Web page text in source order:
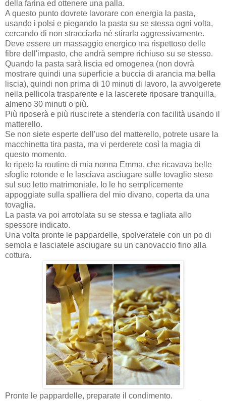
della farina ed ottenere una palla.
A questo punto dovrete lavorare con energia la pasta,
usando i polsi e piegando la pasta su se stessa ogni volta,
cercando di non stracciarla né stirarla aggressivamente.
Deve essere un massaggio energico ma rispettoso delle
fibre dell'impasto, che andrà sempre richiuso su se stesso.
Quando la pasta sarà liscia ed omogenea (non dovrà
mostrare quindi una superficie a buccia di arancia ma bella
liscia), quindi non prima di 10 minuti di lavoro, la avvolgerete
nella pellicola trasparente e la lascerete riposare tranquilla,
almeno 30 minuti o più.
Più riposerà e più riuscirete a stenderla con facilità usando il
matterello.
Se non siete esperte dell'uso del matterello, potrete usare la
macchinetta tira pasta, ma vi perderete così la magia di
questo momento.
Io ripeto la routine di mia nonna Emma, che ricavava belle
sfoglie rotonde e le lasciava asciugare sulle tovaglie stese
sul suo letto matrimoniale. Io le ho semplicemente
appoggiate sulla spalliera del mio divano, coperta da una
tovaglia.
La pasta va poi arrotolata su se stessa e tagliata allo
spessore indicato.
Una volta pronte le pappardelle, spolveratele con un po di
semola e lasciatele asciugare su un canovaccio fino alla
cottura.
Pronte le pappardelle, preparate il condimento.